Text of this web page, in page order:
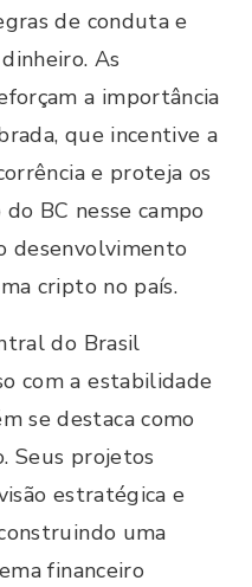
de conduta e
As
a importância
que incentive a
e proteja os
BC nesse campo
desenvolvimento
cripto no país.
do Brasil
com a estabilidade
se destaca como
Seus projetos
estratégica e
uma
financeiro